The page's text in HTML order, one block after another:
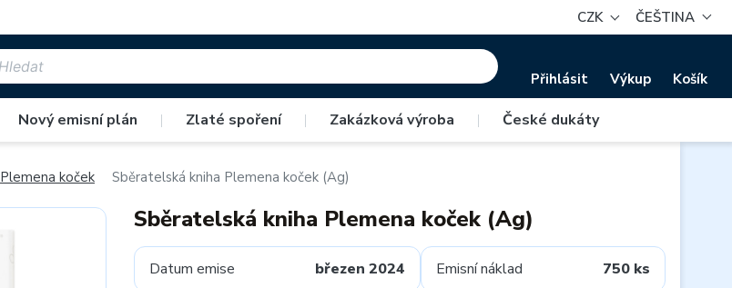
CZK ČEŠTINA
Přihlásit Výkup Košík
Nový emisní plán | Zlaté spoření | Zakázková výroba | České dukáty
Plemena koček Sběratelská kniha Plemena koček (Ag)
Sběratelská kniha Plemena koček (Ag)
Datum emise březen 2024 Emisní náklad 750 ks